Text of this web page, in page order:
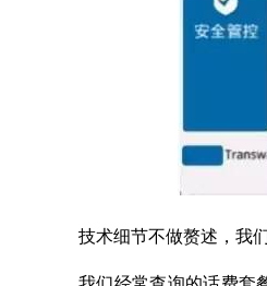
技术细节不做赘述，我